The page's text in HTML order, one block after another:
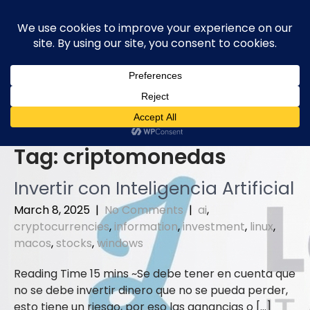
content
Tag: criptomonedas
Invertir con Inteligencia Artificial
March 8, 2025 | No Comments | ai,
cryptocurrencies, information,investment, linux,
macos,stocks,windows
Se debe tener en cuenta que
no se debe invertir dinero que no se pueda perder,